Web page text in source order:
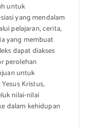
untuk
yang mendalam
pelajaran, cerita,
yang membuat
dapat diakses
perolehan
untuk
Kristus,
nilai-nilai
dalam kehidupan